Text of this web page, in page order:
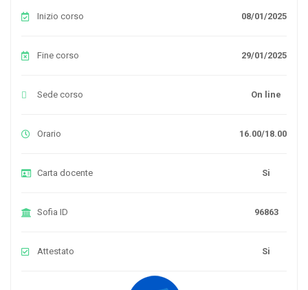
Inizio corso 08/01/2025
Fine corso 29/01/2025
Sede corso On line
Orario 16.00/18.00
Carta docente Si
Sofia ID 96863
Attestato Si